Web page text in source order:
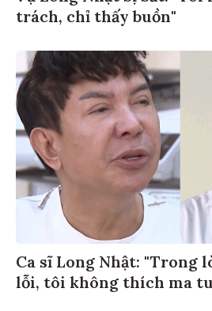
trách, chỉ thấy buồn"
Ca sĩ Long Nhật: "Trong
lỗi, tôi không thích ma